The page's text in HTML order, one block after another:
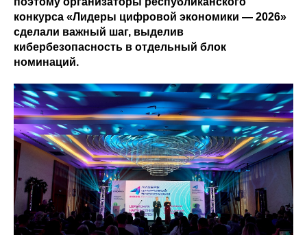
конкурса «Лидеры цифровой экономики — 2026»
сделали важный шаг, выделив
кибербезопасность в отдельный блок
номинаций.